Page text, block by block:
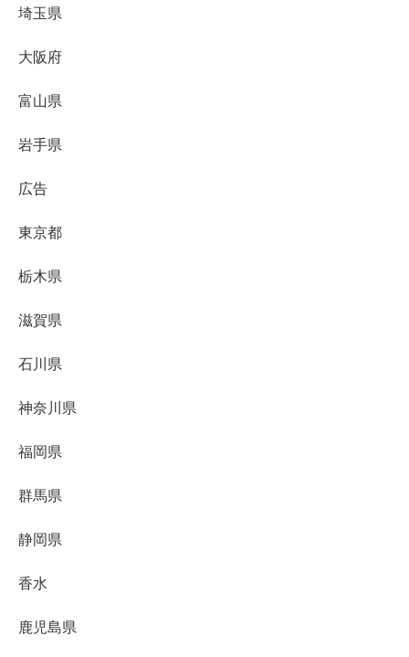
埼玉県
大阪府
富山県
岩手県
広告
東京都
栃木県
滋賀県
石川県
神奈川県
福岡県
群馬県
静岡県
香水
鹿児島県